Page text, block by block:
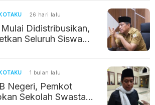
26 hari lalu
Didistribusikan,
Seluruh Siswa
1 bulan lalu
Negeri, Pemkot
Sekolah Swasta